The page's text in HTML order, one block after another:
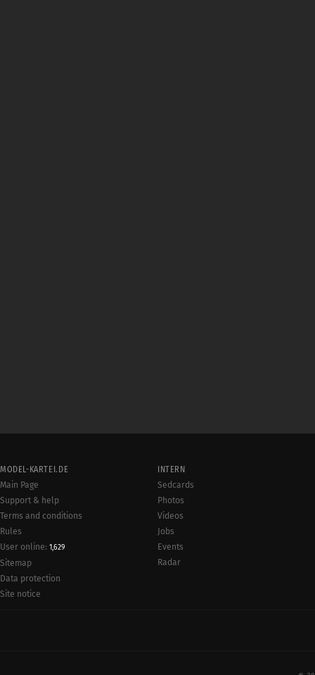
MODEL-KARTEI.DE
Main Page
Support & help
Terms and conditions
Rules
User online: 1,629
Sitemap
Data protection
Site notice
INTERN
Sedcards
Photos
Videos
Jobs
Events
Radar